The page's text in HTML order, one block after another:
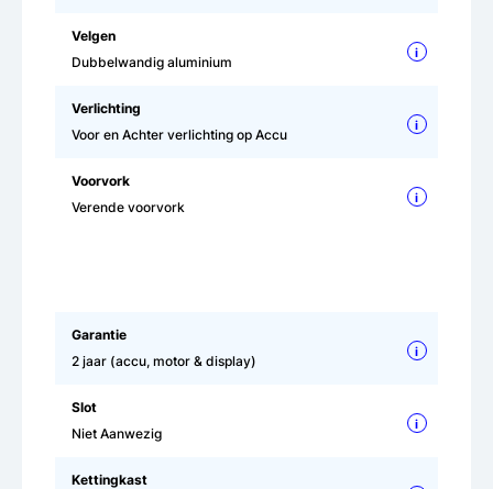
Velgen
Dubbelwandig aluminium
i
Verlichting
Voor en Achter verlichting op Accu
i
Voorvork
Verende voorvork
i
Garantie
2 jaar (accu, motor & display)
i
Slot
Niet Aanwezig
i
Kettingkast